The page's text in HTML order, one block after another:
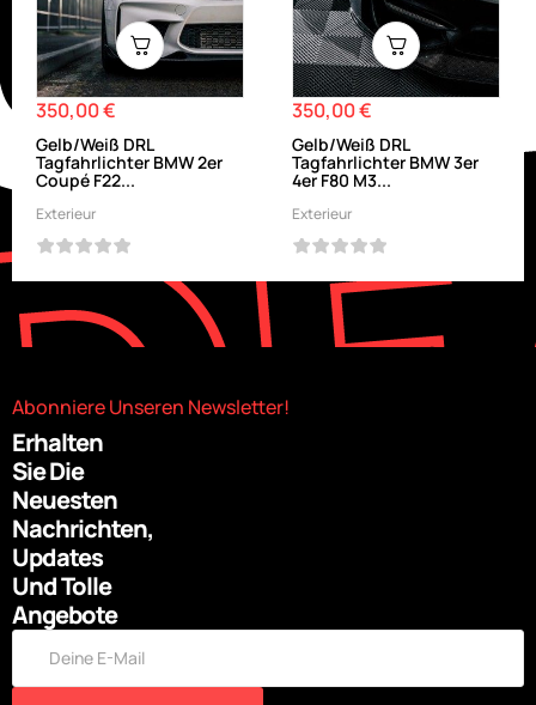
Preis
350,00 €
Gelb/Weiß DRL
Tagfahrlichter BMW 2er
Coupé F22...
Exterieur
Preis
350,00 €
Gelb/Weiß DRL
Tagfahrlichter BMW 3er
4er F80 M3...
Exterieur
Abonniere Unseren Newsletter!
Erhalten
Sie Die
Neuesten
Nachrichten,
Updates
Und Tolle
Angebote